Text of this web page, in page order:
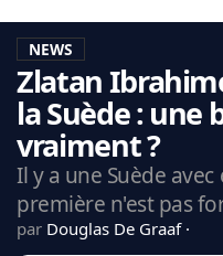
LA CHARTE
VIE PRIVÉE
CGU
CONTACTEZ-NOUS
MERCATO
CDM 2026
NEWS
Zlatan
la Suède : une
vraiment ?
Il y a une Suède avec
première n'est pas
par Douglas De Graaf